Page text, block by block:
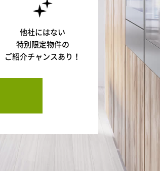
他社にはない
特別限定物件の
ご紹介チャンスあり！